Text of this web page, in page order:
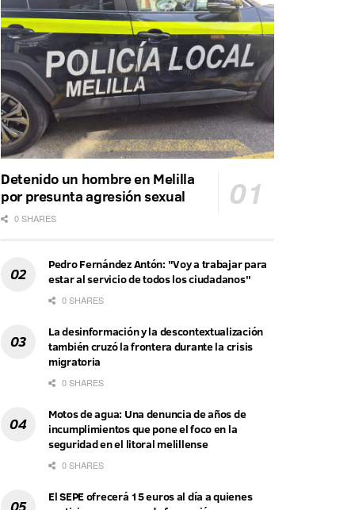
Detenido un hombre en Melilla
por presunta agresión sexual
0 SHARES
Pedro Fernández Antón: "Voy a trabajar para
estar al servicio de todos los ciudadanos"
0 SHARES
La desinformación y la descontextualización
también cruzó la frontera durante la crisis
migratoria
0 SHARES
Motos de agua: Una denuncia de años de
incumplimientos que pone el foco en la
seguridad en el litoral melillense
0 SHARES
El SEPE ofrecerá 15 euros al día a quienes